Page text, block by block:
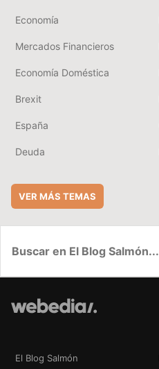
Economía
Mercados Financieros
Economía Doméstica
Brexit
España
Deuda
VER MÁS TEMAS
El Blog Salmón